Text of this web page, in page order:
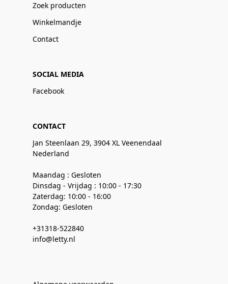
Zoek producten
Winkelmandje
Contact
SOCIAL MEDIA
Facebook
CONTACT
Jan Steenlaan 29, 3904 XL Veenendaal
Nederland
Maandag : Gesloten
Dinsdag - Vrijdag : 10:00 - 17:30
Zaterdag: 10:00 - 16:00
Zondag: Gesloten
+31318-522840
info@letty.nl